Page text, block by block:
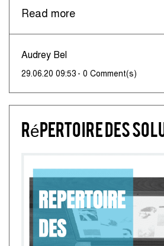
Read more
Audrey Bel
29.06.20 09:53 - 0 Comment(s)
Répertoire des